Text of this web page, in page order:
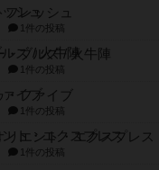
レッシュ
1件の投稿
・ブルズ / 火牛陣
1件の投稿
・ファイブ
1件の投稿
リエント・エクスプレス
1件の投稿